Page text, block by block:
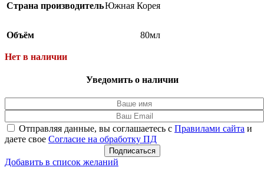
Страна производительЮжная Корея
Объём 80мл
Нет в наличии
Уведомить о наличии
Отправляя данные, вы соглашаетесь с Правилами сайта и
даете свое Согласие на обработку ПД
Подписаться
Добавить в список желаний